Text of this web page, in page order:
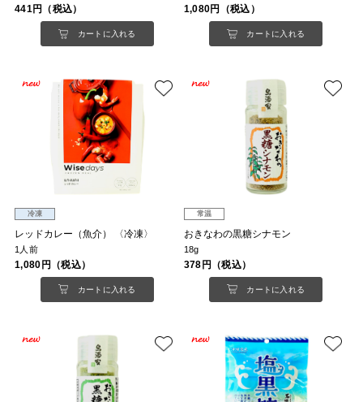
441円（税込）
カートに入れる
1,080円（税込）
カートに入れる
冷凍
レッドカレー（魚介） 〈冷凍〉
1人前
1,080円（税込）
カートに入れる
常温
おきなわの黒糖シナモン
18g
378円（税込）
カートに入れる